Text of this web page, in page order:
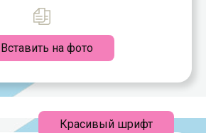
Вставить на фото
Красивый шрифт